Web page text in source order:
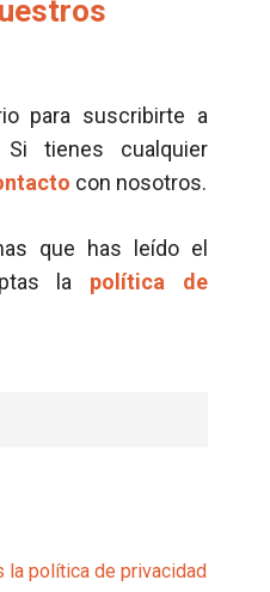
para suscribirte a
Si tienes cualquier
con nosotros.
que has leído el
la política de
la política de privacidad